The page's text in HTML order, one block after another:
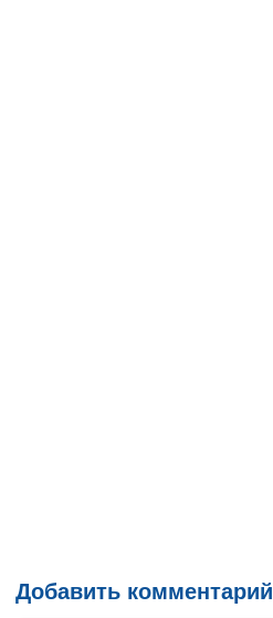
Добавить комментарий